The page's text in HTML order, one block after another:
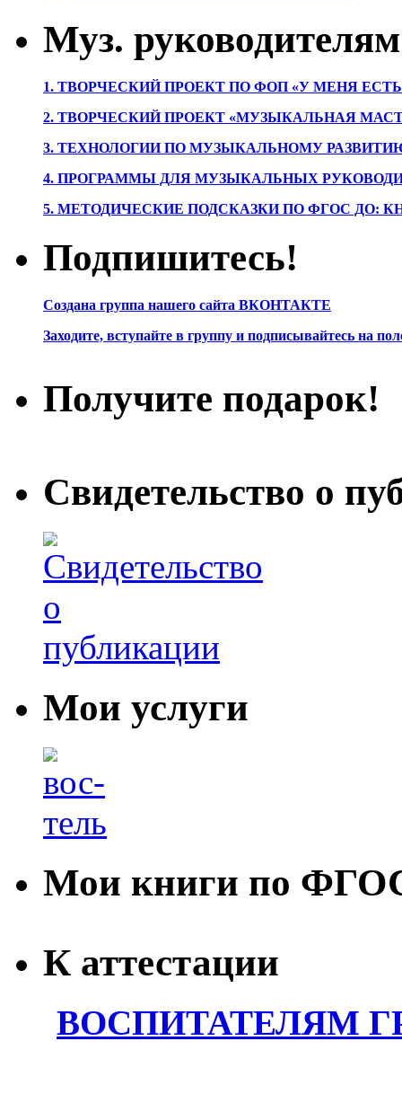
Муз. руководителям
1. ТВОРЧЕСКИЙ ПРОЕКТ ПО ФОП «У МЕНЯ
2. ТВОРЧЕСКИЙ ПРОЕКТ «МУЗЫКАЛЬНАЯ
3. ТЕХНОЛОГИИ ПО МУЗЫКАЛЬНОМУ
4. ПРОГРАММЫ ДЛЯ МУЗЫКАЛЬНЫХ
5. МЕТОДИЧЕСКИЕ ПОДСКАЗКИ ПО ФГОС ДО:
Подпишитесь!
Создана группа нашего сайта ВКОНТАКТЕ
Заходите, вступайте в группу и подписывайтесь на
Получите подарок!
Свидетельство о
Мои услуги
Мои книги по
К аттестации
ВОСПИТАТЕЛЯМ